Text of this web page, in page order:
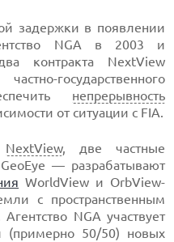
задержки в появлении
NGA в 2003 и
контракта NextView
частно-государственного
непрерывность
от ситуации с FIA.
NextView, две частные
— разрабатывают
WorldView и OrbView-
с пространственным
NGA участвует
(примерно 50/50) новых